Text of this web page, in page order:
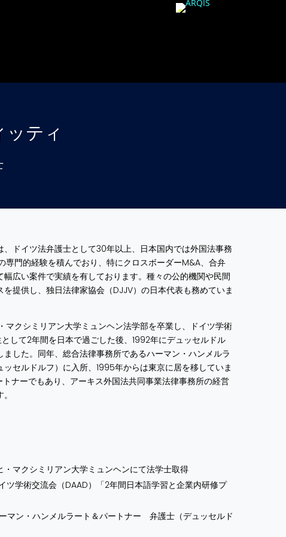
ッティ
、ドイツ法弁護士として30年以上、日本国内では外国法事務
専門的経験を積んでおり、特にクロスボーダーM&A、合弁
広い案件で実績を有しております。種々の公的機関や民間
提供し、独日法律家協会（DJJV）の日本代表も務めていま
マクシミリアン大学ミュンヘン法学部を卒業し、ドイツ学術
して2年間を日本で過ごした後、1992年にデュッセルドル
ました。同年、総合法律事務所であるハーマン・ハンメルラ
セルドルフ）に入所、1995年からは東京に居を移していま
トナーでもあり、アーキス外国法共同事業法律事務所の経営
・マクシミリアン大学ミュンヘンにて法学士取得​
ツ学術交流会（DAAD）「2年間日本語学習と企業内研修プ
マン・ハンメルラート＆パートナー 弁護士（デュッセルド